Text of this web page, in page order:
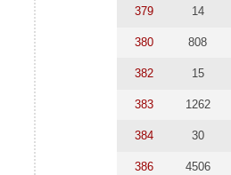
379 14
380 808
382 15
383 1262
384 30
386 4506